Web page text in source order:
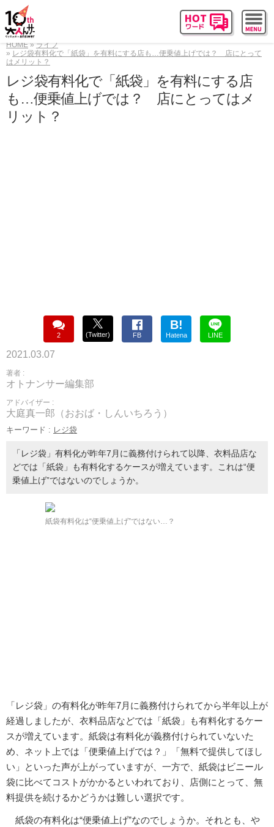
HOME
ライフ
レジ袋有料化で「紙袋」を有料にする店も…便乗値上げでは？ 店にとって
はメリット？
レジ袋有料化で「紙袋」を有料にする店
も…便乗値上げでは？ 店にとってはメ
リット？
2 (Twitter) FB
B!
Hatena LINE
2021.03.07
著者 :
オトナンサー編集部
アドバイザー :
大庭真一郎（おおば・しんいちろう）
キーワード : レジ袋
「レジ袋」有料化が昨年7月に義務付けられて以降、衣料品店な
どでは「紙袋」も有料化するケースが増えています。これは“便
乗値上げ”ではないのでしょうか。
紙袋有料化は“便乗値上げ”ではない…？
「レジ袋」の有料化が昨年7月に義務付けられてから半年以上が
経過しましたが、衣料品店などでは「紙袋」も有料化するケー
スが増えています。紙袋は有料化が義務付けられていないた
め、ネット上では「便乗値上げでは？」「無料で提供してほし
い」といった声が上がっていますが、一方で、紙袋はビニール
袋に比べてコストがかかるといわれており、店側にとって、無
料提供を続けるかどうかは難しい選択です。
紙袋の有料化は“便乗値上げ”なのでしょうか。それとも、や